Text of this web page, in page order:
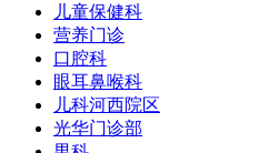
儿童保健科
营养门诊
口腔科
眼耳鼻喉科
儿科河西院区
光华门诊部